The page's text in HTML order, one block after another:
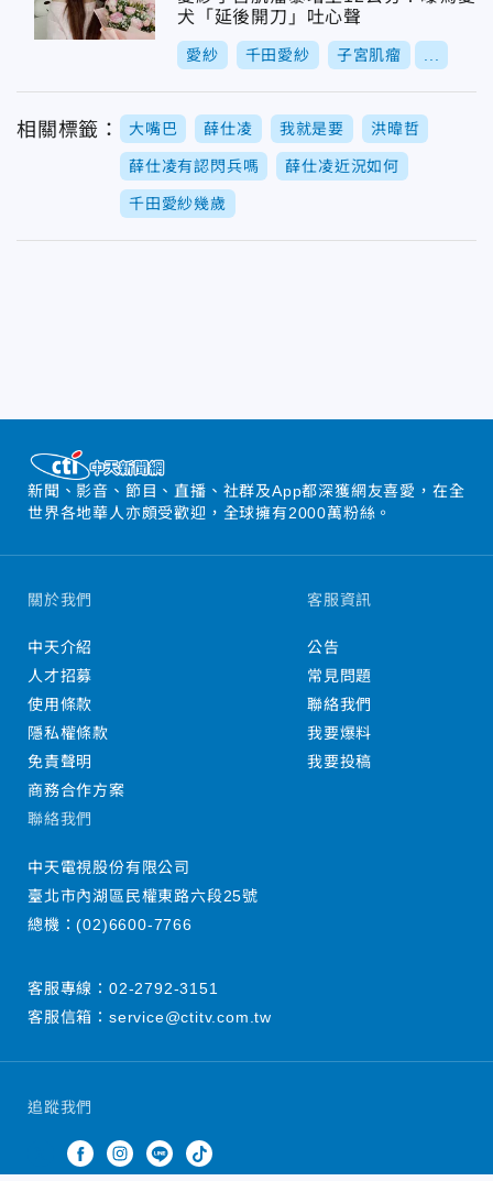
犬「延後開刀」吐心聲
愛紗 千田愛紗 子宮肌瘤
相關標籤： 大嘴巴 薛仕凌 我就是要 洪暐哲
薛仕凌有認閃兵嗎 薛仕凌近況如何
千田愛紗幾歲
新聞、影音、節目、直播、社群及App都深獲網友喜愛，在全
世界各地華人亦頗受歡迎，全球擁有2000萬粉絲。
追蹤我們
關於我們
中天介紹
人才招募
使用條款
隱私權條款
免責聲明
商務合作方案
客服資訊
公告
常見問題
聯絡我們
我要爆料
我要投稿
聯絡我們
中天電視股份有限公司
臺北市內湖區民權東路六段25號
總機：(02)6600-7766
客服專線： 02-2792-3151
客服信箱： service@ctitv.com.tw